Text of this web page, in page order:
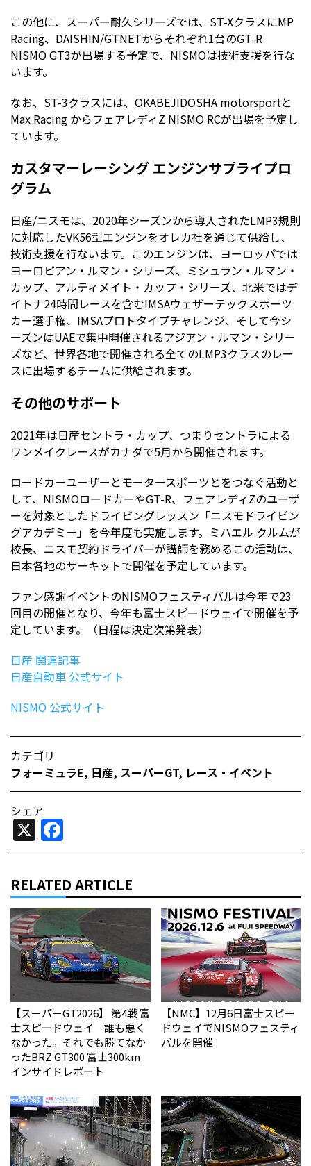
この他に、スーパー耐久シリーズでは、ST-XクラスにMP
Racing、DAISHIN/GTNETからそれぞれ1台のGT-R
NISMO GT3が出場する予定で、NISMOは技術支援を行な
います。
なお、ST-3クラスには、OKABEJIDOSHA motorsportと
Max Racing からフェアレディZ NISMO RCが出場を予定し
ています。
カスタマーレーシング エンジンサプライプロ
グラム
日産/ニスモは、2020年シーズンから導入されたLMP3規則
に対応したVK56型エンジンをオレカ社を通じて供給し、
技術支援を行ないます。このエンジンは、ヨーロッパでは
ヨーロピアン・ルマン・シリーズ、ミシュラン・ルマン・
カップ、アルティメイト・カップ・シリーズ、北米ではデ
イトナ24時間レースを含むIMSAウェザーテックスポーツ
カー選手権、IMSAプロトタイプチャレンジ、そして今シ
ーズンはUAEで集中開催されるアジアン・ルマン・シリー
ズなど、世界各地で開催される全てのLMP3クラスのレー
スに出場するチームに供給されます。
その他のサポート
2021年は日産セントラ・カップ、つまりセントラによる
ワンメイクレースがカナダで5月から開催されます。
ロードカーユーザーとモータースポーツとをつなぐ活動と
して、NISMOロードカーやGT-R、フェアレディZのユーザ
ーを対象としたドライビングレッスン「ニスモドライビン
グアカデミー」を今年度も実施します。ミハエル クルムが
校長、ニスモ契約ドライバーが講師を務めるこの活動は、
日本各地のサーキットで開催を予定しています。
ファン感謝イベントのNISMOフェスティバルは今年で23
回目の開催となり、今年も富士スピードウェイで開催を予
定しています。（日程は決定次第発表）
日産 関連記事
日産自動車 公式サイト
NISMO 公式サイト
カテゴリ
フォーミュラE, 日産, スーパーGT, レース・イベント
シェア
X
RELATED ARTICLE
【スーパーGT2026】 第4戦 富
士スピードウェイ 誰も悪く
なかった。それでも勝てなか
った――BRZ GT300 富士300km
インサイドレポート
【NMC】12月6日富士スピー
ドウェイでNISMOフェスティ
バルを開催